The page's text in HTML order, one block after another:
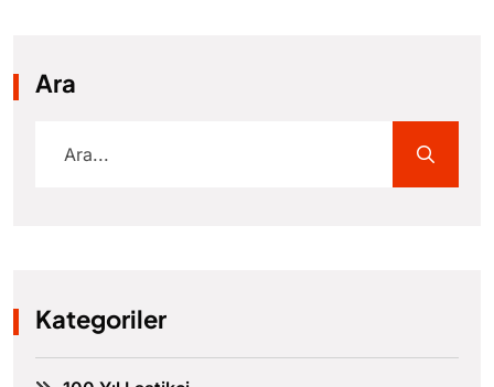
Ara
Kategoriler